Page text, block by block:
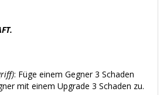
: Füge einem Gegner 3 Schaden
mit einem Upgrade 3 Schaden zu.